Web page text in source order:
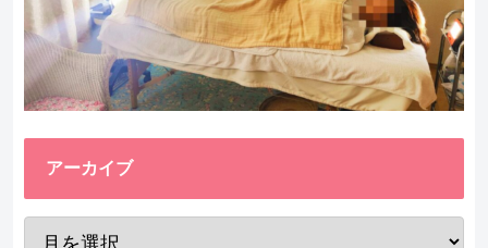
アーカイブ